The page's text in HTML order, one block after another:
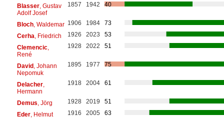
Blasser, Gustav
Adolf Josef
1857 1942 40
Bloch, Waldemar 1906 1984
73
Cerha , Friedrich 1926 2023
53
Clemencic,
René
1928 2022 51
David, Johann
Nepomuk
1895 1977 75
Delacher,
Hermann
1918 2004 61
Demus , Jörg 1928 2019
51
Eder, Helmut 1916 2005
63